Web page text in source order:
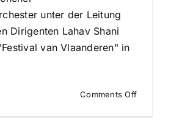
unter der Leitung
Dirigenten Lahav Shani
van Vlaanderen" in
Comments Offon